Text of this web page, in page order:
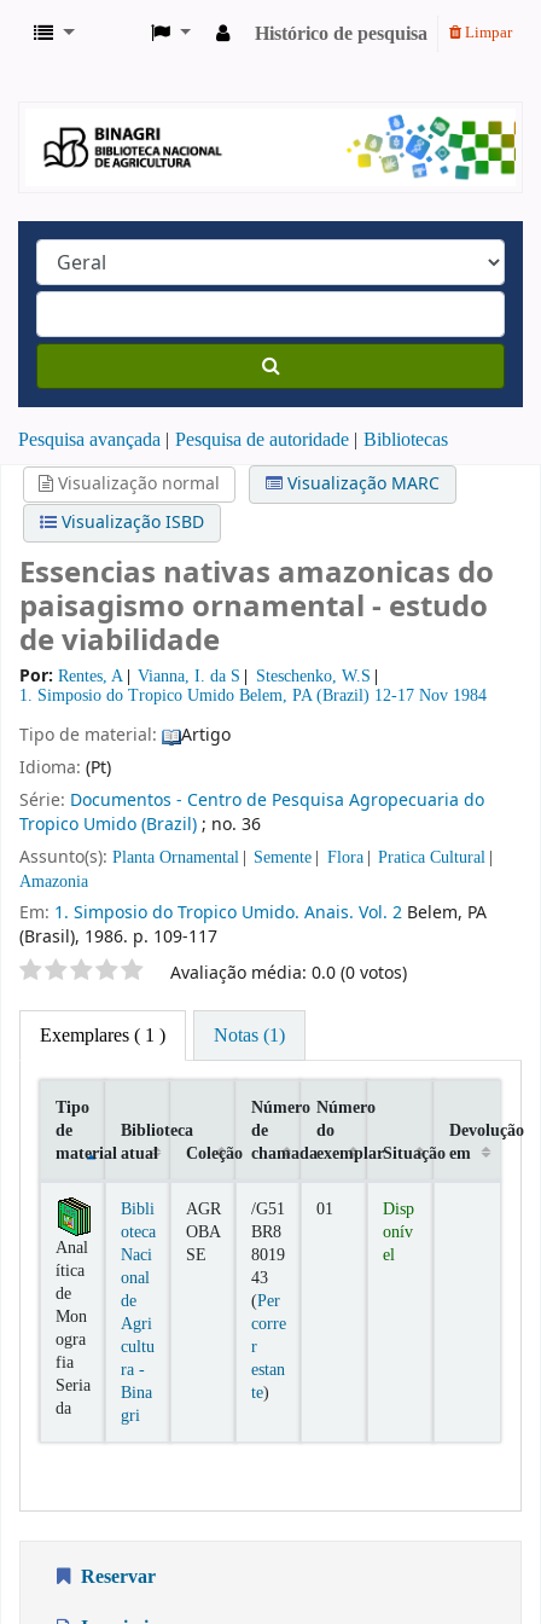
Histórico de pesquisa Limpar
Pesquisa avançada Pesquisa de autoridade Bibliotecas
Visualização normal
Visualização MARC
Visualização ISBD
Essencias nativas amazonicas do
paisagismo ornamental - estudo
de viabilidade
Por: Rentes, A Vianna, I. da S
Steschenko, W.S
1. Simposio do Tropico Umido Belem, PA (Brazil) 12-17 Nov 1984
Tipo de material:
Artigo
Idioma: (Pt)
Série: Documentos - Centro de Pesquisa Agropecuaria do
Tropico Umido (Brazil); no. 36
Assunto(s): Planta Ornamental Semente Flora
Pratica Cultural
Amazonia
Em: 1. Simposio do Tropico Umido. Anais. Vol. 2 Belem, PA
(Brasil), 1986. p. 109-117
Classificação por estrelasAvaliação média: 0.0 (0 votos)
Exemplares ( 1 ) Notas (1)
Exemplares
Tipo
de
material
Biblioteca
atual
Coleção
Número
de
chamada
Número
do
exemplarSituação
Devolução
em
Anal
ítica
de
Mon
ogra
fia
Seria
da
Bibli
oteca
Naci
onal
de
Agri
cultu
ra -
Bina
gri
AGR
OBA
SE
/G51
BR8
8019
43
(Per
corre
r
estan
te(Abre abaixo)
)
01
Disp
onív
el
Reservar